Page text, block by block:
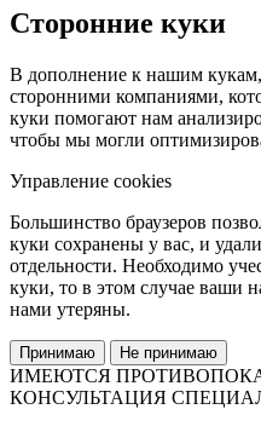
Сторонние куки
В дополнение к нашим
сторонними компаниями,
куки помогают нам
чтобы мы могли
Управление cookies
Большинство браузеров
куки сохранены у вас, и
отдельности. Необходимо
куки, то в этом случае ваши
нами утеряны.
Принимаю Не принимаю
ИМЕЮТСЯ
КОНСУЛЬТАЦИЯ